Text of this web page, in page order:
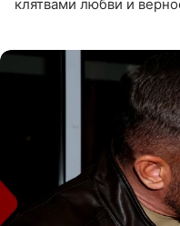
клятвами любви и